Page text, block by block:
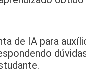
de IA para